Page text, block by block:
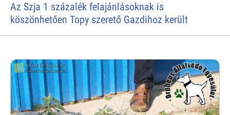
Az Szja 1 százalék felajánlásoknak is
köszönhetően Topy szerető Gazdihoz került